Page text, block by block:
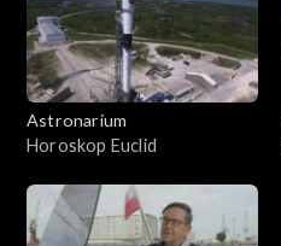
Astronarium
Horoskop Euclid